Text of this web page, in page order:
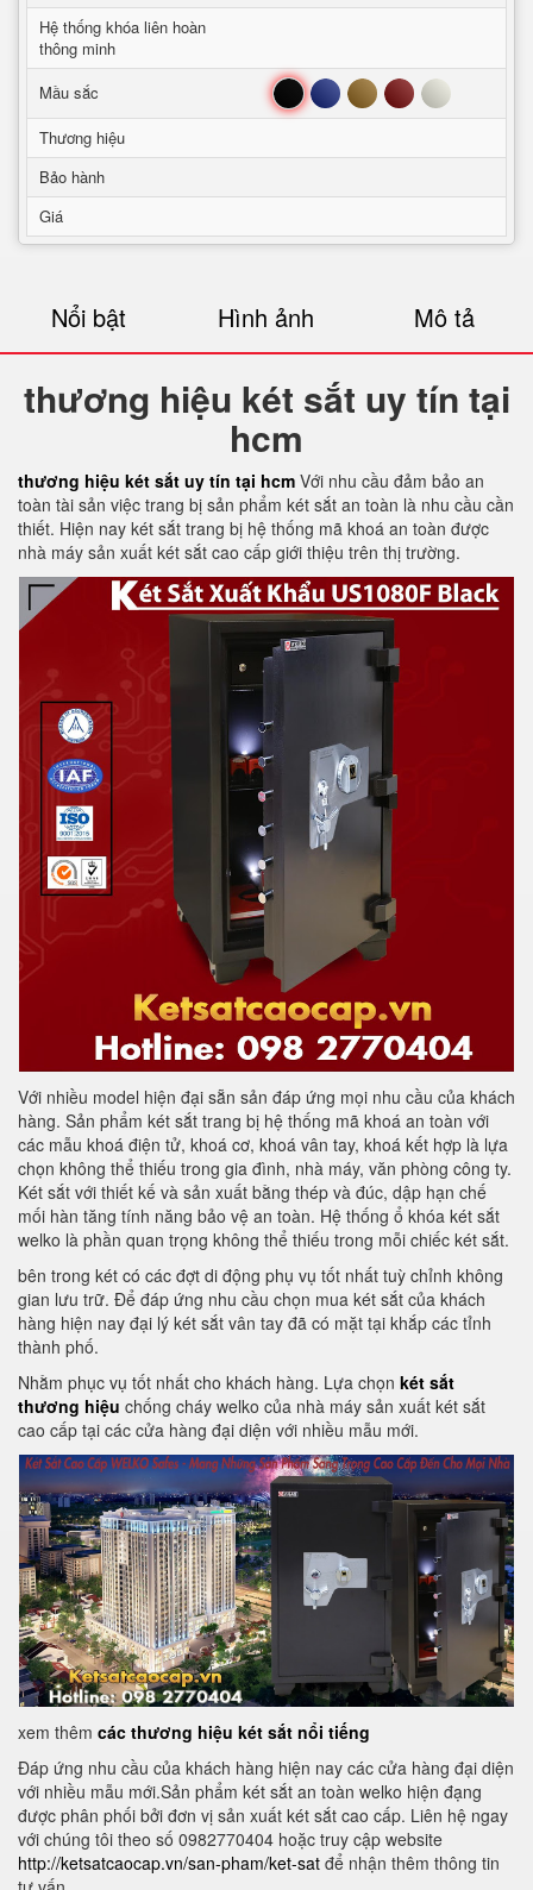
Hệ thống khóa liên hoàn
thông minh
Mầu sắc
Đen Xanh Nâu Đỏ Trắng
Thương hiệu
Bảo hành
Giá
Nổi bật Hình ảnh Mô tả
thương hiệu két sắt uy tín tại
hcm
thương hiệu két sắt uy tín tại hcm Với nhu cầu đảm bảo an
toàn tài sản việc trang bị sản phẩm két sắt an toàn là nhu cầu cần
thiết. Hiện nay két sắt trang bị hệ thống mã khoá an toàn được
nhà máy sản xuất két sắt cao cấp giới thiệu trên thị trường.
Với nhiều model hiện đại sẵn sản đáp ứng mọi nhu cầu của khách
hàng. Sản phẩm két sắt trang bị hệ thống mã khoá an toàn với
các mẫu khoá điện tử, khoá cơ, khoá vân tay, khoá kết hợp là lựa
chọn không thể thiếu trong gia đình, nhà máy, văn phòng công ty.
Két sắt với thiết kế và sản xuất bằng thép và đúc, dập hạn chế
mối hàn tăng tính năng bảo vệ an toàn. Hệ thống ổ khóa két sắt
welko là phần quan trọng không thể thiếu trong mỗi chiếc két sắt.
bên trong két có các đợt di động phụ vụ tốt nhất tuỳ chỉnh không
gian lưu trữ. Để đáp ứng nhu cầu chọn mua két sắt của khách
hàng hiện nay đại lý két sắt vân tay đã có mặt tại khắp các tỉnh
thành phố.
Nhằm phục vụ tốt nhất cho khách hàng. Lựa chọn két sắt
thương hiệu chống cháy welko của nhà máy sản xuất két sắt
cao cấp tại các cửa hàng đại diện với nhiều mẫu mới.
xem thêm các thương hiệu két sắt nổi tiếng
Đáp ứng nhu cầu của khách hàng hiện nay các cửa hàng đại diện
với nhiều mẫu mới.Sản phẩm két sắt an toàn welko hiện đạng
được phân phối bởi đơn vị sản xuất két sắt cao cấp. Liên hệ ngay
với chúng tôi theo số 0982770404 hoặc truy cập website
http://ketsatcaocap.vn/san-pham/ket-sat để nhận thêm thông tin